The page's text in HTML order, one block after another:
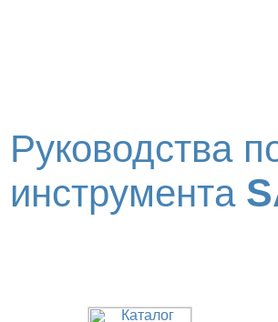
Руководства
инструмента